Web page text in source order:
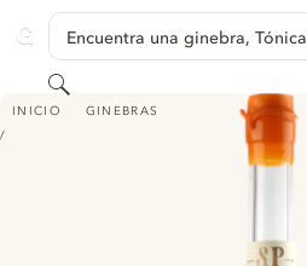
GINVENTORY
Encuentra una ginebra, Tónica, …
Buscar
INICIO GINEBRAS
SWEET POTATO ORANGE GIN LIQUEUR